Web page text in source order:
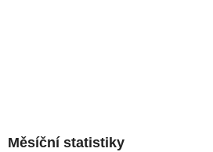
Měsíční statistiky